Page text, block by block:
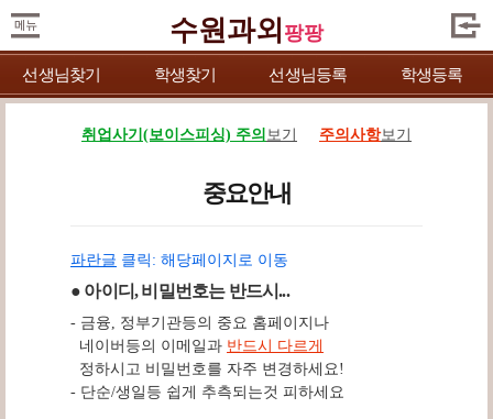
수원과외 팡팡
선생님찾기 학생찾기 선생님등록 학생등록
취업사기(보이스피싱) 주의 보기 주의사항보기
중요안내
파란글 클릭: 해당페이지로 이동
● 아이디, 비밀번호는 반드시...
- 금융, 정부기관등의 중요 홈페이지나
네이버등의 이메일과 반드시 다르게
정하시고 비밀번호를 자주 변경하세요!
- 단순/생일등 쉽게 추측되는것 피하세요